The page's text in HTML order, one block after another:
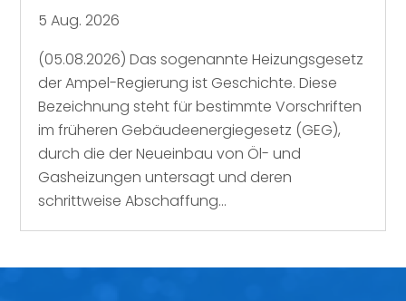
5 Aug. 2026
(05.08.2026) Das sogenannte Heizungsgesetz
der Ampel-Regierung ist Geschichte. Diese
Bezeichnung steht für bestimmte Vorschriften
im früheren Gebäudeenergiegesetz (GEG),
durch die der Neueinbau von Öl- und
Gasheizungen untersagt und deren
schrittweise Abschaffung...